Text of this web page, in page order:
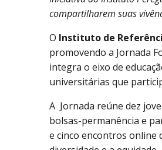
compartilharem suas
O Instituto de
promovendo a Jornada
integra o eixo de
universitárias que
A Jornada reúne dez
bolsas-permanência e
e cinco encontros online